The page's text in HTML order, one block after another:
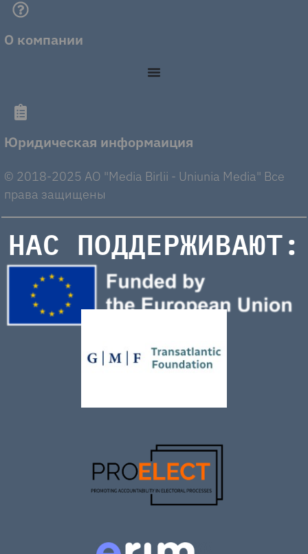
О компании
Юридическая информаиция
© 2018-2025 AO "Media Birlii - Uniunia Media" Все
права защищены
НАС ПОДДЕРЖИВАЮТ: